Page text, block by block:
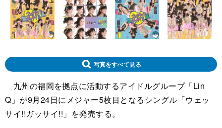
写真をすべて見る
九州の福岡を拠点に活動するアイドルグループ「Lin
Q」が9月24日にメジャー5枚目となるシングル「ウェッ
サイ!!ガッサイ!!」を発売する。